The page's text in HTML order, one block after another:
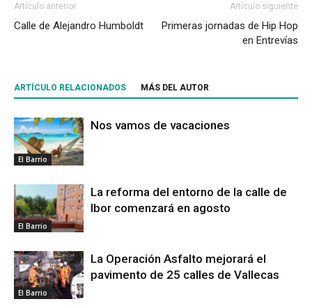
Artículo anterior
Calle de Alejandro Humboldt
Artículo siguiente
Primeras jornadas de Hip Hop
en Entrevías
ARTÍCULO RELACIONADOS MÁS DEL AUTOR
El Barrio
Nos vamos de vacaciones
El Barrio
La reforma del entorno de la calle de
Ibor comenzará en agosto
El Barrio
La Operación Asfalto mejorará el
pavimento de 25 calles de Vallecas